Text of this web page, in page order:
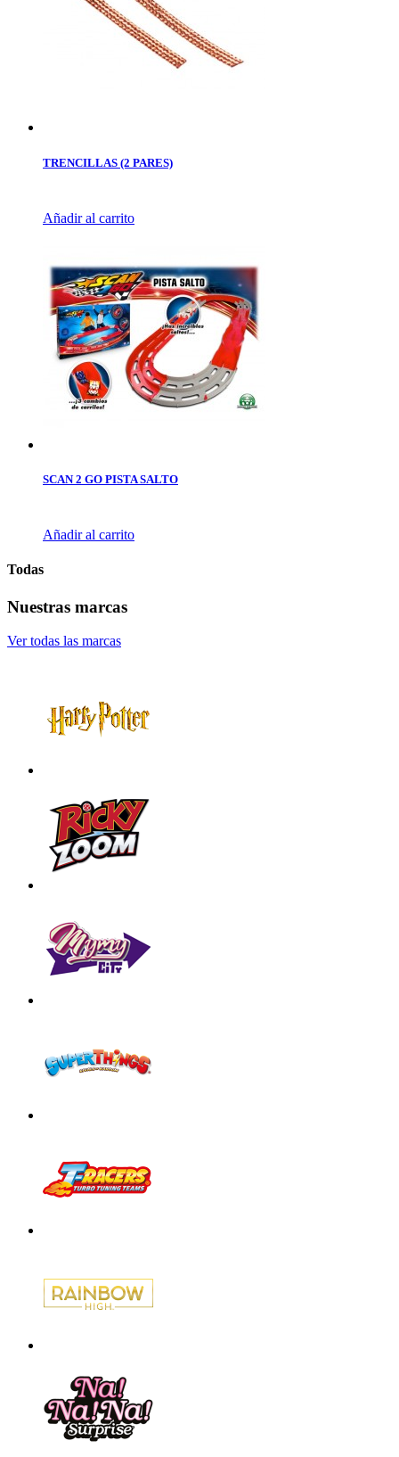
TRENCILLAS (2 PARES)
Añadir al carrito
SCAN 2 GO PISTA SALTO
Añadir al carrito
Todas
Nuestras marcas
Ver todas las marcas